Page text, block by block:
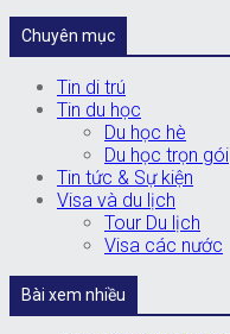
Chuyên mục
Tin di trú
Tin du học
Du học hè
Du học trọn gói
Tin tức & Sự kiện
Visa và du lịch
Tour Du lịch
Visa các nước
Bài xem nhiều